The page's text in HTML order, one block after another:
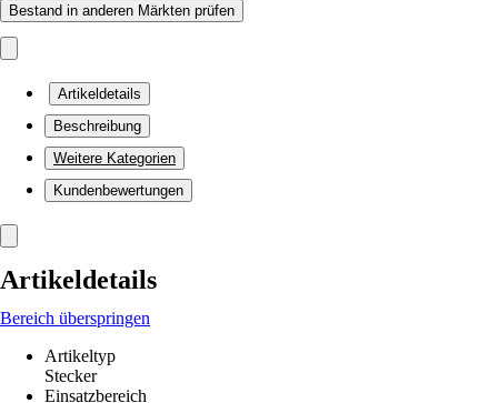
Bestand in anderen Märkten prüfen
Artikeldetails
Beschreibung
Weitere Kategorien
Kundenbewertungen
Artikeldetails
Bereich überspringen
Artikeltyp
Stecker
Einsatzbereich